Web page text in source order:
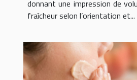
donnant une impression de
fraîcheur selon l’orientation et...